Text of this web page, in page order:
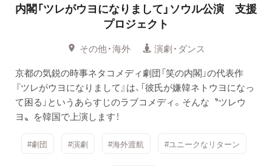
内閣「ツレがウヨになりまして」ソウル公演 支援
プロジェクト
その他・海外
演劇・ダンス
京都の気鋭の時事ネタコメディ劇団「笑の内閣」の代表作
『ツレがウヨになりまして』は、「彼氏が嫌韓ネトウヨになっ
て困る」というあらすじのラブコメディ。そんな〝ツレウ
ヨ〟を韓国で上演します！
#劇団 #演劇 #海外渡航 #ユニークなリターン